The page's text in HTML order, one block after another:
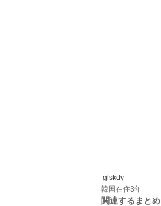
glskdy
韓国在住3年
関連するまとめ